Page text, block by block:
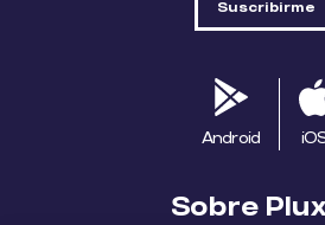
Android
Sobre